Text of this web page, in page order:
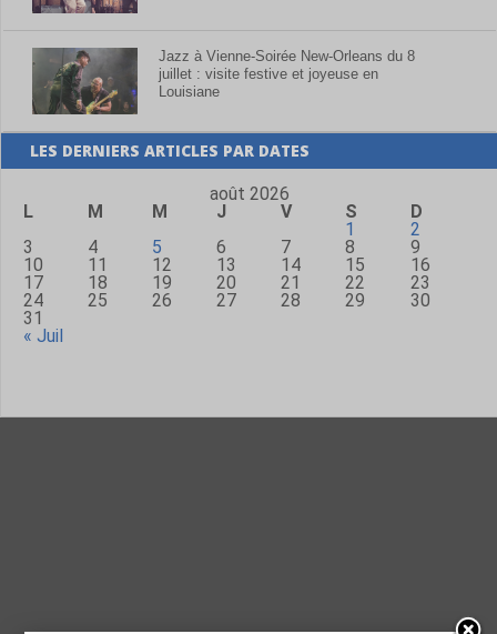
Jazz à Vienne-Soirée New-Orleans du 8
juillet : visite festive et joyeuse en
Louisiane
LES DERNIERS ARTICLES PAR DATES
août 2026
L
M M J V S
D
1
2
3
4 5 6 7 8
9
10
11 12 13 14 15
16
17
18 19 20 21 22
23
24
25 26 27 28 29
30
31
« Juil